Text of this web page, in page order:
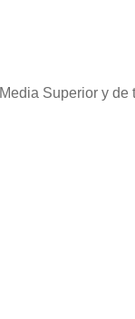
Media Superior y de